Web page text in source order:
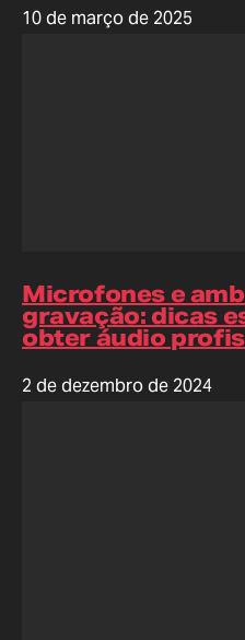
10 de março de 2025
Microfones e
gravação: dicas
obter áudio
2 de dezembro de 2024